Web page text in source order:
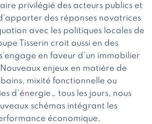
privilégié des acteurs publics et
des réponses novatrices
avec les politiques locales de
Tisserin croit aussi en des
en faveur d’un immobilier
enjeux en matière de
mixité fonctionnelle ou
d’énergie… tous les jours, nous
schémas intégrant les
économique,